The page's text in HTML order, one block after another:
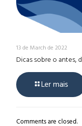
13 de March de 2022
Dicas sobre o antes,
Ler mais
Comments are closed.